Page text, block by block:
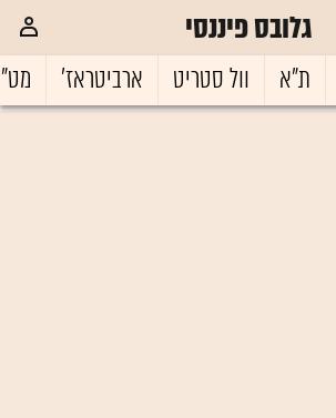
גלובס פיננסי
ת"א וול סטריט ארביטראז'